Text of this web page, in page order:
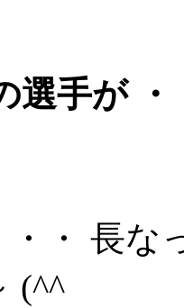
選手が
・・ 長な
ゞ